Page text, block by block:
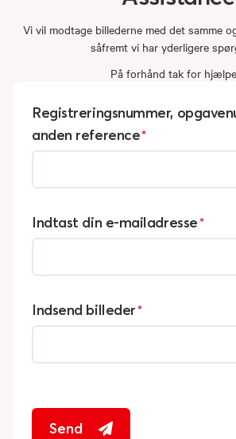
Vi vil modtage billederne med det samme
såfremt vi har yderligere
På forhånd tak for
Registreringsnummer,
anden reference*
Indtast din e-mailadresse*
Indsend billeder*
Send